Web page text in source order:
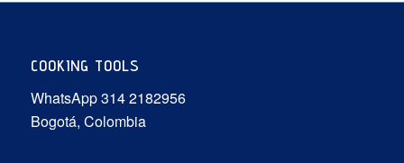
COOKING TOOLS
WhatsApp 314 2182956
Bogotá, Colombia